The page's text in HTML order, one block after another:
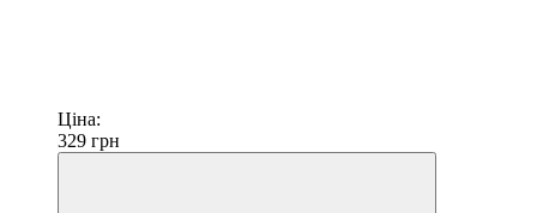
Ціна:
329 грн